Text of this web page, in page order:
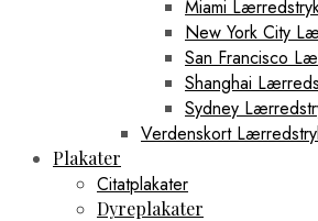
Miami
New York City
San Francisco
Shanghai
Sydney
Verdenskort
Plakater
Citatplakater
Dyreplakater